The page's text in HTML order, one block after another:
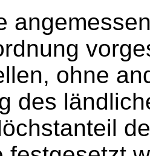
ohne
des